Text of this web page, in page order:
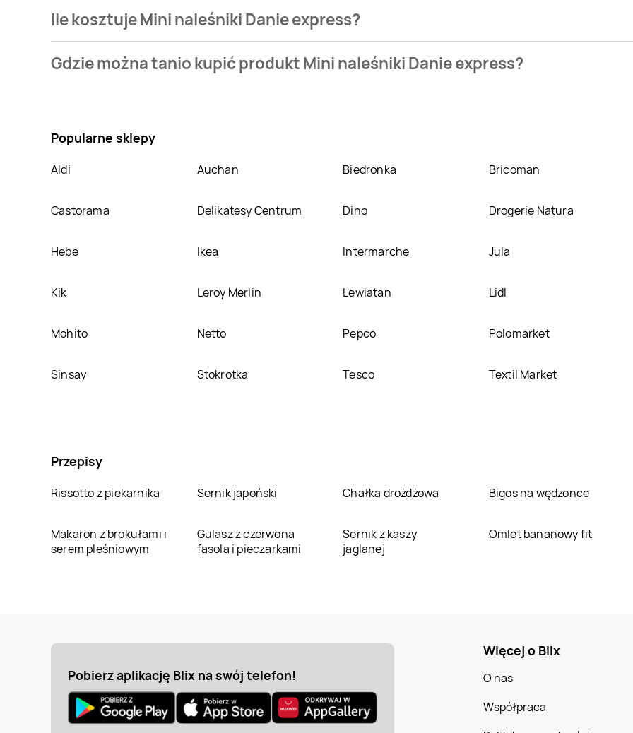
Ile kosztuje Mini naleśniki Danie express?
Danie express kosztuje od 4,99 zł do 7,99 zł.
Gdzie można tanio kupić produkt Mini naleśniki Danie express?
Popularne sklepy
Aldi Auchan Biedronka Bricoman
Castorama Delikatesy Centrum Dino Drogerie Natura
Hebe Ikea Intermarche Jula
Kik Leroy Merlin Lewiatan Lidl
Mohito Netto Pepco Polomarket
Sinsay Stokrotka Tesco Textil Market
Przepisy
Rissotto z piekarnika Sernik japoński Chałka drożdżowa Bigos na wędzonce
Makaron z brokułami i
serem pleśniowym
Gulasz z czerwona
fasola i pieczarkami
Sernik z kaszy
jaglanej
Omlet bananowy fit
Pobierz aplikację Blix na swój telefon!
Więcej o Blix
O nas
Współpraca